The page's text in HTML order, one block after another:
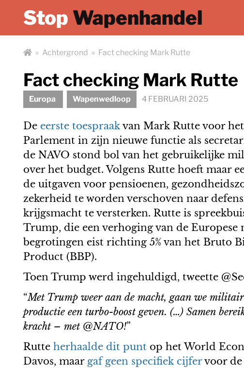
Stop Wapenhandel
» Achtergrond » Fact checking Mark Rutte
Fact checking Mark Rutte
Europa Wapenwedloop 4 FEBRUARI 2025
De eerste toespraakvan Mark Rutte voor
Parlement in zijn nieuwe functie als
de NAVO stond bol van het gebruikelijke
over het budget. Volgens Rutte hoeft maar
de uitgaven voor pensioenen,
zekerheid te worden verschoven naar
krijgsmacht te versterken. Rutte is
Trump, die een verhoging van de
begrotingen eist richting 5% van het Bruto
Product (BBP).
Toen Trump werd ingehuldigd, tweette
“Met Trump weer aan de macht, gaan we
productie een turbo-boost geven. (…) Samen
kracht – met @NATO!”
Rutte herhaalde dit punt op het World
Davos, maar gaf geen specifiek cijfervoor de